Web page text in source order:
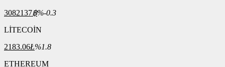
3082137฿%-0.3
LİTECOİN
2183.06Ł%1.8
ETHEREUM